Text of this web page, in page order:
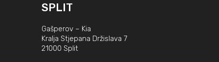
SPLIT
Gašperov – Kia
Kralja Stjepana Držislava 7
21000 Split